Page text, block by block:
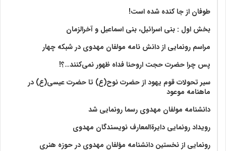
طوفان از جا کنده شده است!
بخش اول : بنی اسرائیل، بنی اسماعیل و آخرالزمان
مراسم رونمایی از دانش نامه مولفان مهدوی در شبکه چهار
پس چرا حضرت حجت اروحنا فداه ظهور نمی‌کنند…؟!
سیر تحولات قوم یهود از حضرت نوح(ع) تا حضرت عیسی(ع) در
ماهنامه موعود
دانشنامه مولفان مهدوی رسما رونمایی شد
رویداد رونمایی دایرةالمعارف نویسندگان مهدوی
رونمایی از نخستین دانشنامه مؤلفان مهدوی در حوزه هنری